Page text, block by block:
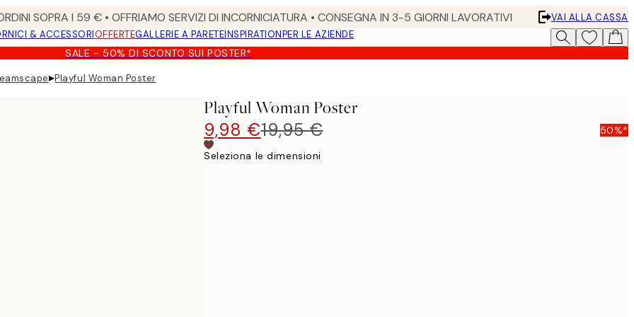
SOPRA I 59 € • OFFRIAMO SERVIZI DI INCORNICIATURA • CONSEGNA IN 3-5 GIORNI LAVORATIVI
VAI ALLA CASSA
& ACCESSORIOFFERTEGALLERIE A PARETEINSPIRATIONPER LE AZIENDE
SALE - 50% DI SCONTO SUI POSTER*
▸Playful Woman Poster
Playful Woman Poster
9,98 €19,95 € 50%*
Seleziona le dimensioni